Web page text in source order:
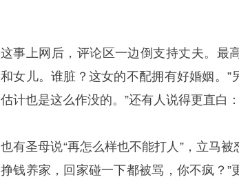
这事上网后，评论区一边倒支持丈夫。最
和女儿。谁脏？这女的不配拥有好婚姻。
估计也是这么作没的。”还有人说得更直白
也有圣母说“再怎么样也不能打人”，立马
挣钱养家，回家碰一下都被骂，你不疯？